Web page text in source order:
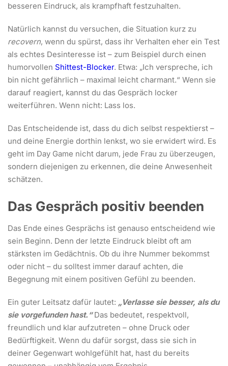
besseren Eindruck, als krampfhaft festzuhalten.
Natürlich kannst du versuchen, die Situation kurz zu
recovern, wenn du spürst, dass ihr Verhalten eher ein Test
als echtes Desinteresse ist – zum Beispiel durch einen
humorvollen Shittest-Blocker. Etwa: „Ich verspreche, ich
bin nicht gefährlich – maximal leicht charmant.“ Wenn sie
darauf reagiert, kannst du das Gespräch locker
weiterführen. Wenn nicht: Lass los.
Das Entscheidende ist, dass du dich selbst respektierst –
und deine Energie dorthin lenkst, wo sie erwidert wird. Es
geht im Day Game nicht darum, jede Frau zu überzeugen,
sondern diejenigen zu erkennen, die deine Anwesenheit
schätzen.
Das Gespräch positiv beenden
Das Ende eines Gesprächs ist genauso entscheidend wie
sein Beginn. Denn der letzte Eindruck bleibt oft am
stärksten im Gedächtnis. Ob du ihre Nummer bekommst
oder nicht – du solltest immer darauf achten, die
Begegnung mit einem positiven Gefühl zu beenden.
Ein guter Leitsatz dafür lautet: „Verlasse sie besser, als du
sie vorgefunden hast.“Das bedeutet, respektvoll,
freundlich und klar aufzutreten – ohne Druck oder
Bedürftigkeit. Wenn du dafür sorgst, dass sie sich in
deiner Gegenwart wohlgefühlt hat, hast du bereits